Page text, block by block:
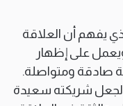
يفهم أن العلاقة
ويعمل على إظهار
صادقة ومتواصلة.
لجعل شريكته سعيدة